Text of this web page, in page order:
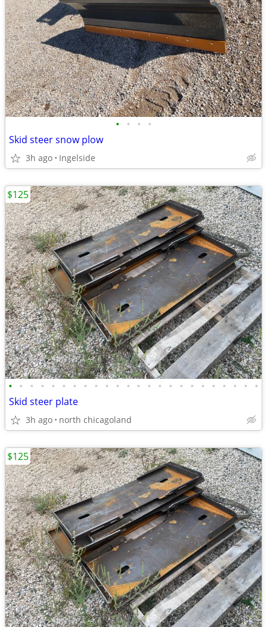
• • • •
Skid steer snow plow
3h ago Ingelside
• • • • • • • • • • • • • • • • • • • • • • • •
Skid steer plate
3h ago north chicagoland
$125
$125